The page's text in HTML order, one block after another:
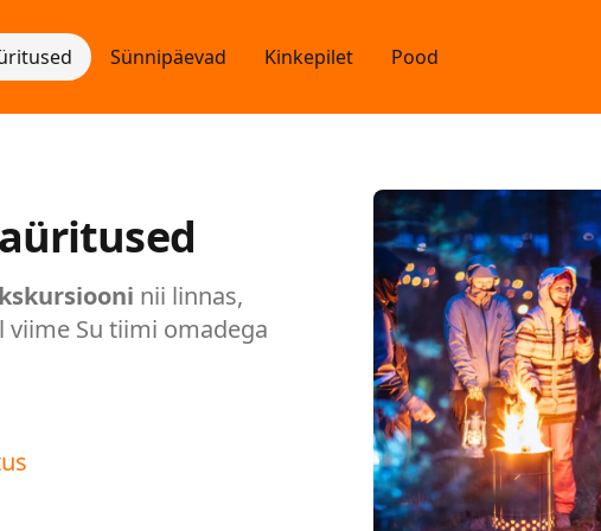
Sünnipäevad Kinkepilet Pood
nii linnas,
viime Su tiimi omadega